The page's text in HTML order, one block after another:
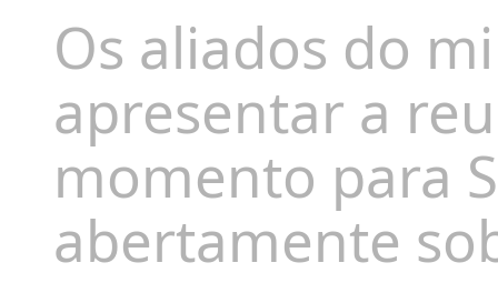
Os aliados do
apresentar a
momento para
abertamente